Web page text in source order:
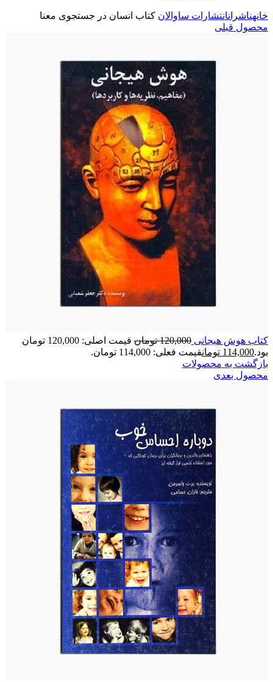
خانهناشرانانتشارات ساوالان کتاب انسان در جستجوی معنا
محصول قبلی
کتاب هوش هیجانی 120,000 تومان
قیمت اصلی: 120,000 تومان
بود.114,000 تومانقیمت فعلی: 114,000 تومان.
بازگشت به محصولات
محصول بعدی